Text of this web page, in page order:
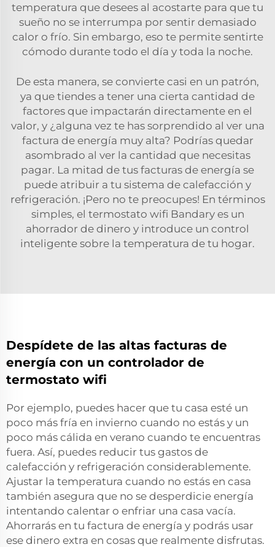
temperatura que desees al acostarte para que tu
sueño no se interrumpa por sentir demasiado
calor o frío. Sin embargo, eso te permite sentirte
cómodo durante todo el día y toda la noche.
De esta manera, se convierte casi en un patrón,
ya que tiendes a tener una cierta cantidad de
factores que impactarán directamente en el
valor, y ¿alguna vez te has sorprendido al ver una
factura de energía muy alta? Podrías quedar
asombrado al ver la cantidad que necesitas
pagar. La mitad de tus facturas de energía se
puede atribuir a tu sistema de calefacción y
refrigeración. ¡Pero no te preocupes! En términos
simples, el termostato wifi Bandary es un
ahorrador de dinero y introduce un control
inteligente sobre la temperatura de tu hogar.
Despídete de las altas facturas de
energía con un controlador de
termostato wifi
Por ejemplo, puedes hacer que tu casa esté un
poco más fría en invierno cuando no estás y un
poco más cálida en verano cuando te encuentras
fuera. Así, puedes reducir tus gastos de
calefacción y refrigeración considerablemente.
Ajustar la temperatura cuando no estás en casa
también asegura que no se desperdicie energía
intentando calentar o enfriar una casa vacía.
Ahorrarás en tu factura de energía y podrás usar
ese dinero extra en cosas que realmente disfrutas.